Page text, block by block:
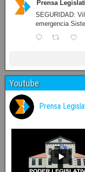
Prensa
SEGURIDAD:
emergencia
Youtube
Prensa